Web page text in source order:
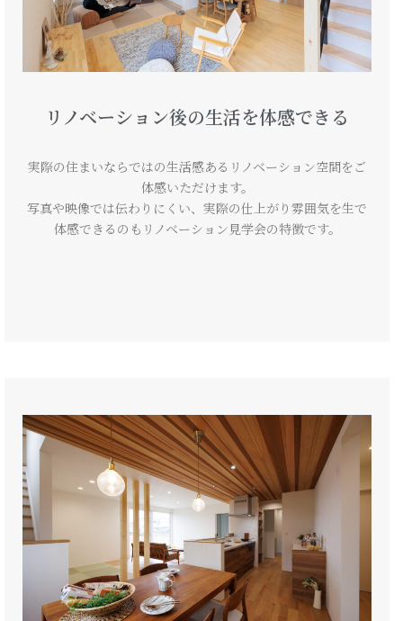
リノベーション後の生活を体感できる
実際の住まいならではの生活感あるリノベーション空間をご
体感いただけます。
写真や映像では伝わりにくい、実際の仕上がり雰囲気を生で
体感できるのもリノベーション見学会の特徴です。